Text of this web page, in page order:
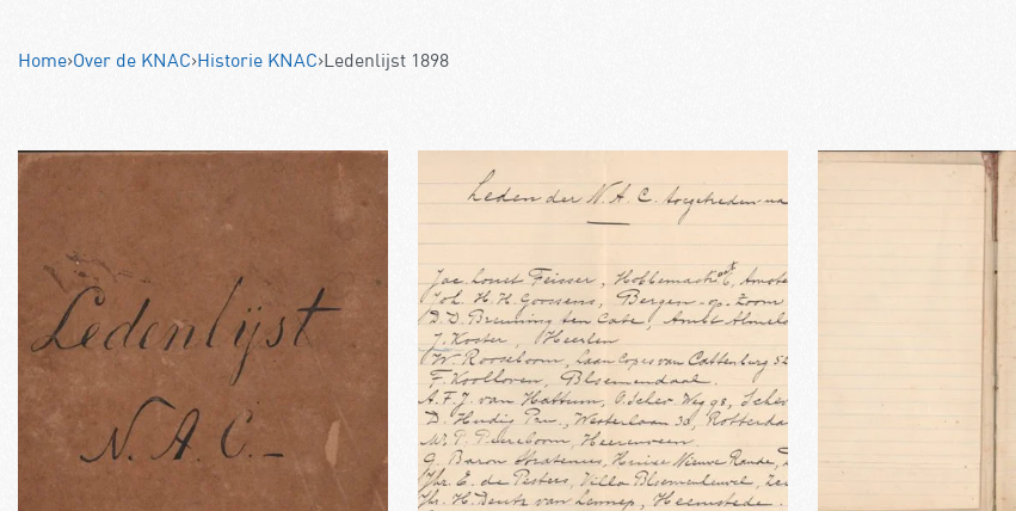
Home›Over de KNAC›Historie KNAC›Ledenlijst 1898